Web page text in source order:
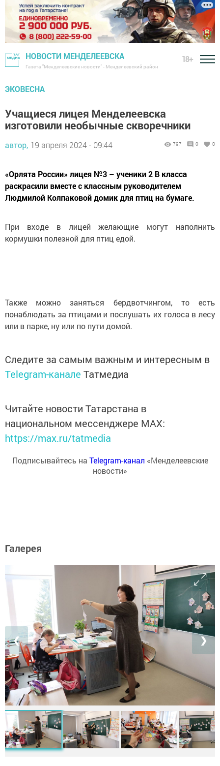
НОВОСТИ МЕНДЕЛЕЕВСКА
Газета "Менделеевские новости" - Менделеевский район
18+
ЭКОВЕСНА
Учащиеся лицея Менделеевска
изготовили необычные скворечники
автор, 19 апреля 2024 - 09:44 797 0 0
«Орлята России» лицея №3 – ученики 2 В класса
раскрасили вместе с классным руководителем
Людмилой Колпаковой домик для птиц на бумаге.
При входе в лицей желающие могут наполнить
кормушки полезной для птиц едой.
Также можно заняться бердвотчингом, то есть
понаблюдать за птицами и послушать их голоса в лесу
или в парке, ну или по пути домой.
Следите за самым важным и интересным в
Telegram-канале Татмедиа
Читайте новости Татарстана в
национальном мессенджере MАХ:
https://max.ru/tatmedia
Подписывайтесь на Telegram-канал «Менделеевские
новости»
Галерея
❮ ❯